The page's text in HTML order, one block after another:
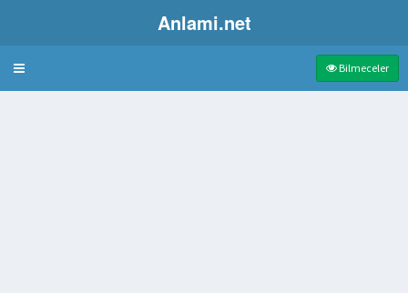
Anlami.net
Bulmaca Bilmeceler